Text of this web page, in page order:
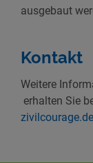
ausgebaut
Kontakt
Weitere
erhalten Sie
zivilcourage.de